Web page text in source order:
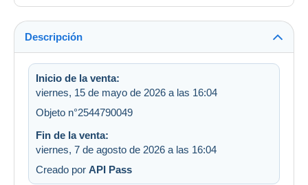
Descripción
Inicio de la venta:
viernes, 15 de mayo de 2026 a las 16:04
Objeto n°2544790049
Fin de la venta:
viernes, 7 de agosto de 2026 a las 16:04
Creado por API Pass